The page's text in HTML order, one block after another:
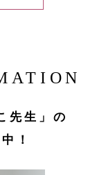
先生」の
！